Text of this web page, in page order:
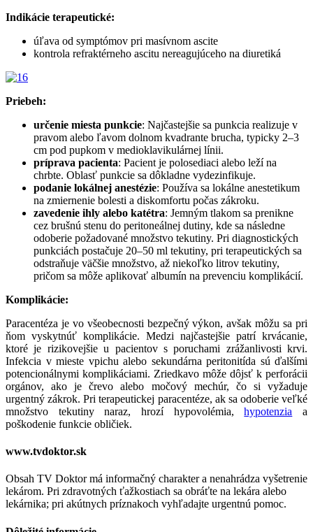
Indikácie terapeutické:
úľava od symptómov pri masívnom ascite
kontrola refraktérneho ascitu nereagujúceho na diuretiká
Priebeh:
určenie miesta punkcie: Najčastejšie sa punkcia realizuje v
pravom alebo ľavom dolnom kvadrante brucha, typicky 2–3
cm pod pupkom v medioklavikulárnej línii.
príprava pacienta: Pacient je polosediaci alebo leží na
chrbte. Oblasť punkcie sa dôkladne vydezinfikuje.
podanie lokálnej anestézie: Používa sa lokálne anestetikum
na zmiernenie bolesti a diskomfortu počas zákroku.
zavedenie ihly alebo katétra: Jemným tlakom sa prenikne
cez brušnú stenu do peritoneálnej dutiny, kde sa následne
odoberie požadované množstvo tekutiny. Pri diagnostických
punkciách postačuje 20–50 ml tekutiny, pri terapeutických sa
odstraňuje väčšie množstvo, až niekoľko litrov tekutiny,
pričom sa môže aplikovať albumín na prevenciu komplikácií.
Komplikácie:
Paracentéza je vo všeobecnosti bezpečný výkon, avšak môžu sa pri
ňom vyskytnúť komplikácie. Medzi najčastejšie patrí krvácanie,
ktoré je rizikovejšie u pacientov s poruchami zrážanlivosti krvi.
Infekcia v mieste vpichu alebo sekundárna peritonitída sú ďalšími
potencionálnymi komplikáciami. Zriedkavo môže dôjsť k perforácii
orgánov, ako je črevo alebo močový mechúr, čo si vyžaduje
urgentný zákrok. Pri terapeutickej paracentéze, ak sa odoberie veľké
množstvo tekutiny naraz, hrozí hypovolémia,hypotenzia a
poškodenie funkcie obličiek.
www.tvdoktor.sk
Obsah TV Doktor má informačný charakter a nenahrádza vyšetrenie
lekárom. Pri zdravotných ťažkostiach sa obráťte na lekára alebo
lekárnika; pri akútnych príznakoch vyhľadajte urgentnú pomoc.